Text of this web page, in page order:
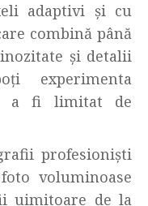
adaptivi și cu
combină până
și detalii
experimenta
a fi limitat de
profesioniști
voluminoase
uimitoare de la